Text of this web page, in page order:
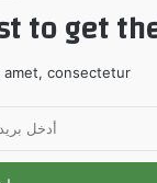
to get
consectetur.